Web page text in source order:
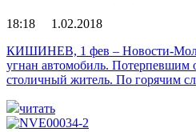
18:18 1.02.2018
КИШИНЕВ, 1 фев – Новости-
угнан автомобиль. Потерпевшим
столичный житель. По горячим
читать